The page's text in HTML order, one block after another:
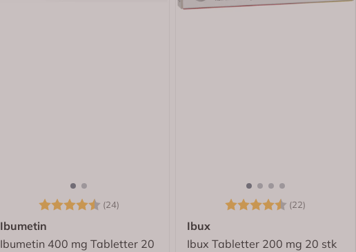
Karakter: (24)
Ibumetin
Ibumetin 400 mg Tabletter 20
Karakter: (22)
Ibux
Ibux Tabletter 200 mg 20 stk